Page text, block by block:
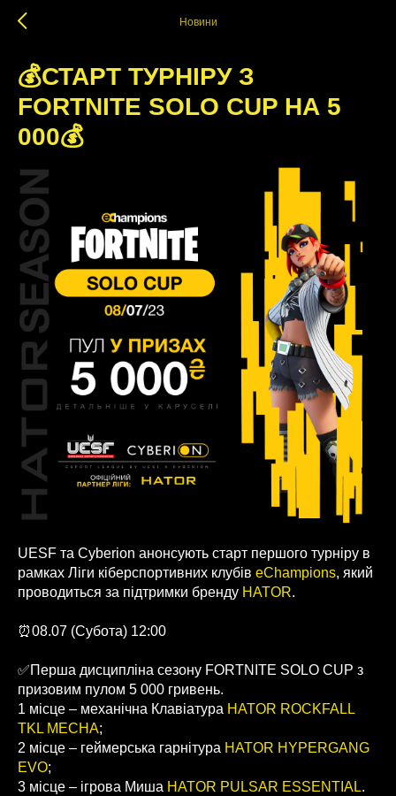
Новини
💰СТАРТ ТУРНІРУ З
FORTNITE SOLO CUP НА 5
000💰
UESF та Cyberion анонсують старт першого турніру в
рамках Ліги кіберспортивних клубів eChampions, який
проводиться за підтримки бренду HATOR.
⏰08.07 (Субота) 12:00
✅Перша дисципліна сезону FORTNITE SOLO CUP з
призовим пулом 5 000 гривень.
1 місце – механічна Клавіатура HATOR ROCKFALL
TKL MECHA;
2 місце – геймерська гарнітура HATOR HYPERGANG
EVO;
3 місце – ігрова Миша HATOR PULSAR ESSENTIAL.